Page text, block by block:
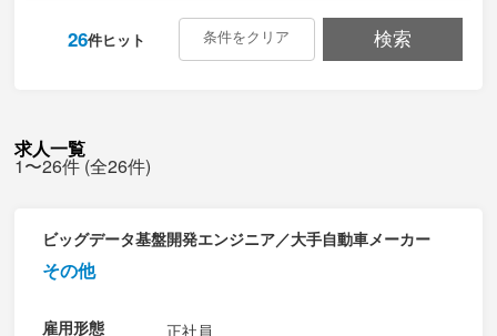
26件ヒット 条件をクリア 検索
求人一覧
1〜26件 (全26件)
ビッグデータ基盤開発エンジニア／大手自動車メーカー
その他
雇用形態
正社員